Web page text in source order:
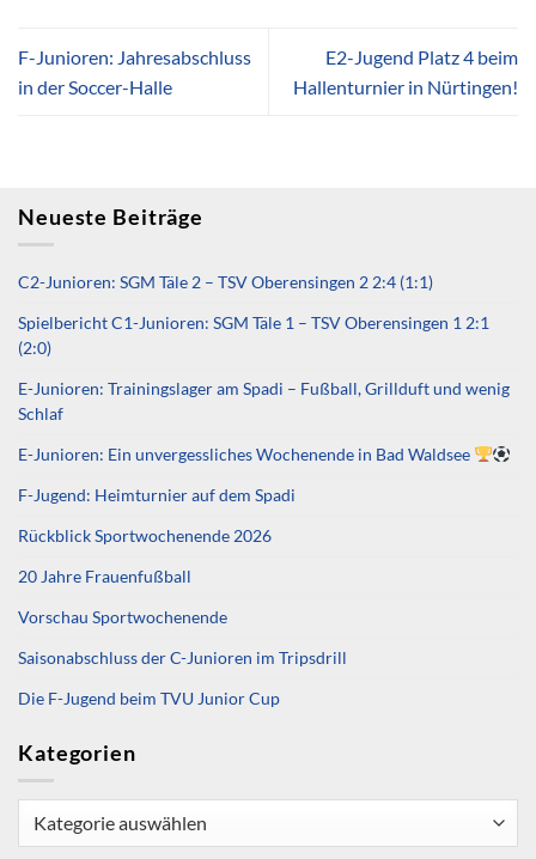
F-Junioren: Jahresabschluss
in der Soccer-Halle
E2-Jugend Platz 4 beim
Hallenturnier in Nürtingen!
Neueste Beiträge
C2-Junioren: SGM Täle 2 – TSV Oberensingen 2 2:4 (1:1)
Spielbericht C1-Junioren: SGM Täle 1 – TSV Oberensingen 1 2:1
(2:0)
E-Junioren: Trainingslager am Spadi – Fußball, Grillduft und wenig
Schlaf
E-Junioren: Ein unvergessliches Wochenende in Bad Waldsee
F-Jugend: Heimturnier auf dem Spadi
Rückblick Sportwochenende 2026
20 Jahre Frauenfußball
Vorschau Sportwochenende
Saisonabschluss der C-Junioren im Tripsdrill
Die F-Jugend beim TVU Junior Cup
Kategorien